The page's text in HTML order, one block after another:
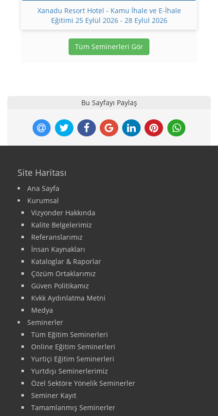
Xanadu Resort Hotel - Kamu İhale ve E-İhale
Eğitimi 25 Eylül 2026 - 28 Eylül 2026
Tüm Seminerleri Gör
Bu Sayfayı Paylaş
Site Haritası
Ana Sayfa
Kurumsal
Vizyonder Hakkında
Kalite Belgelerimiz
Referanslarımız
İnsan Kaynakları
Kataloglar & Raporlar
Çözüm Ortaklarımız
Güven Politikamız
Kvkk Aydınlatma Metni
Medya
Seminerler
Tüm Eğitim Seminerleri
Online Eğitim Seminerleri
Yurtiçi Eğitim Seminerleri
Yurtdışı Seminerlerimiz
Özel Sektöre Yönelik Seminerler
Seminer Kayıt
Tamamlanmış Seminerler